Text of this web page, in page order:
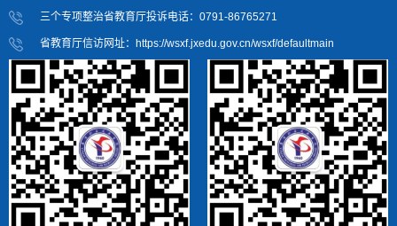
三个专项整治省教育厅投诉电话：0791-86765271
省教育厅信访网址：https://wsxf.jxedu.gov.cn/wsxf/defaultmain